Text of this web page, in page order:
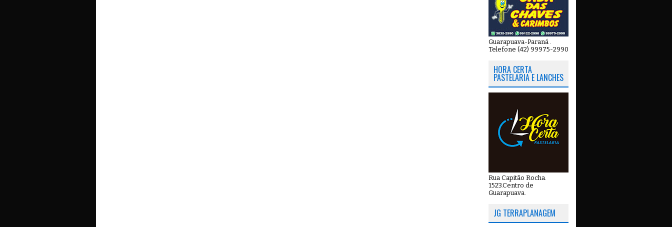
Guarapuava-Paraná .
Telefone (42) 99975-2990
HORA CERTA
PASTELARIA E LANCHES
Rua Capitão Rocha.
1523.Centro de
Guarapuava.
JG TERRAPLANAGEM